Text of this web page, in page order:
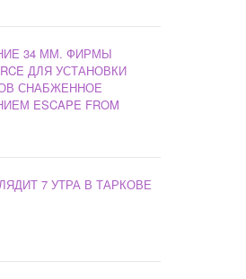
34 ММ. ФИРМЫ
ДЛЯ УСТАНОВКИ
СНАБЖЕННОЕ
ESCAPE FROM
7 УТРА В ТАРКОВЕ